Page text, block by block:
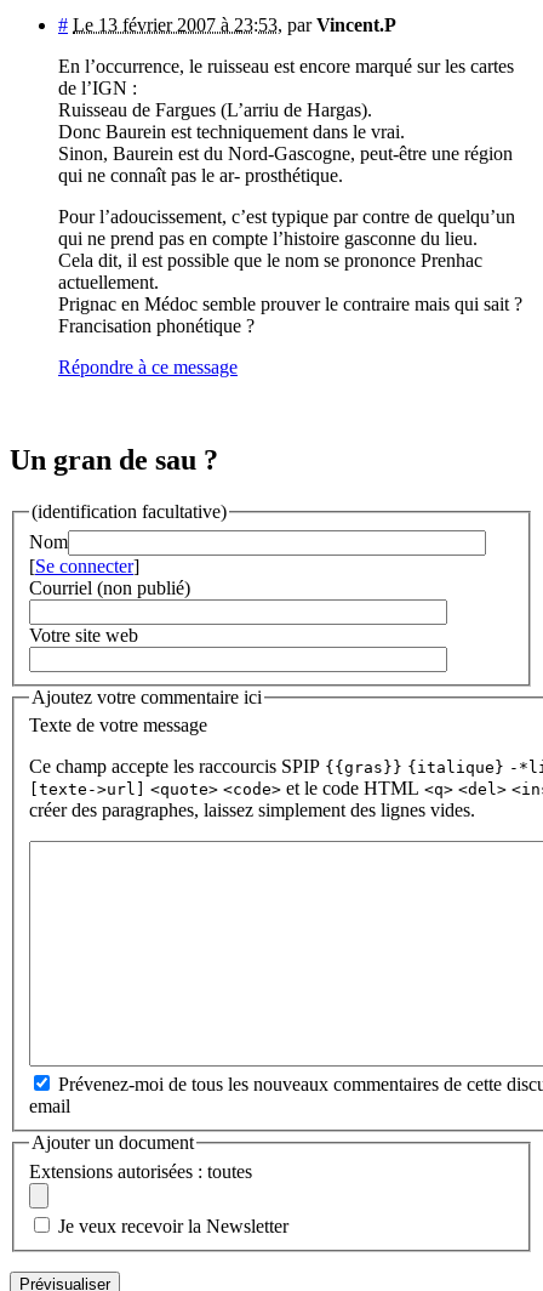
# Le 13 février 2007 à 23:53, parVincent.P
En l’occurrence, le ruisseau est encore marqué sur les cartes
de l’IGN :
Ruisseau de Fargues (L’arriu de Hargas).
Donc Baurein est techniquement dans le vrai.
Sinon, Baurein est du Nord-Gascogne, peut-être une région
qui ne connaît pas le ar- prosthétique.
Pour l’adoucissement, c’est typique par contre de quelqu’un
qui ne prend pas en compte l’histoire gasconne du lieu.
Cela dit, il est possible que le nom se prononce Prenhac
actuellement.
Prignac en Médoc semble prouver le contraire mais qui sait ?
Francisation phonétique ?
Répondre à ce message
Un gran de sau ?
(identification facultative)
Nom
[Se connecter]
Courriel (non publié)
Votre site web
Ajoutez votre commentaire ici
Texte de votre message
Ce champ accepte les raccourcis SPIP {{gras}} {italique} -
[texte->url]
<quote> <code> et le code HTML <q> <del>
créer des paragraphes, laissez simplement des lignes vides.
Prévenez-moi de tous les nouveaux commentaires de cette
email
Ajouter un document
Extensions autorisées : toutes
Je veux recevoir la Newsletter